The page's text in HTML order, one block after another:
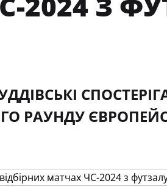
РАУНДУ